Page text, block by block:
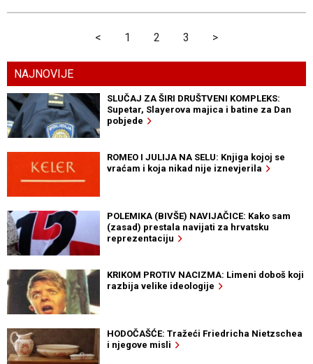
< 1 2 3 >
NAJNOVIJE
SLUČAJ ZA ŠIRI DRUŠTVENI KOMPLEKS:
Supetar, Slayerova majica i batine za Dan
pobjede
ROMEO I JULIJA NA SELU: Knjiga kojoj se
vraćam i koja nikad nije iznevjerila
POLEMIKA (BIVŠE) NAVIJAČICE: Kako sam
(zasad) prestala navijati za hrvatsku
reprezentaciju
KRIKOM PROTIV NACIZMA: Limeni doboš koji
razbija velike ideologije
HODOČAŠĆE: Tražeći Friedricha Nietzschea
i njegove misli